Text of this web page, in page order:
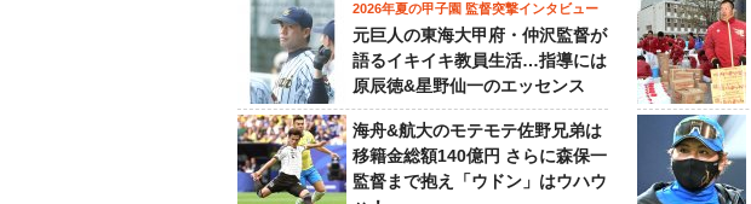
2026年夏の甲子園 監督突撃インタビュー
元巨人の東海大甲府・仲沢監督が
語るイキイキ教員生活…指導には
原辰徳&星野仙一のエッセンス
海舟&航大のモテモテ佐野兄弟は
移籍金総額140億円 さらに森保一
監督まで抱え「ウドン」はウハウ